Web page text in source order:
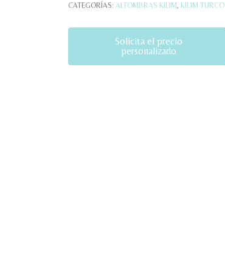
CATEGORÍAS: ALFOMBRAS KILIM, KILIM TURCO
Solicita el precio
personalizado